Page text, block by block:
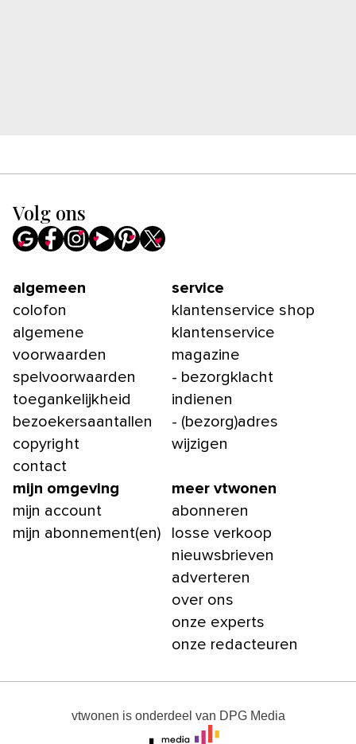
Volg ons
algemeen
colofon
algemene
voorwaarden
spelvoorwaarden
toegankelijkheid
bezoekersaantallen
copyright
contact
service
klantenservice shop
klantenservice
magazine
- bezorgklacht
indienen
- (bezorg)adres
wijzigen
mijn omgeving
mijn account
mijn abonnement(en)
meer vtwonen
abonneren
losse verkoop
nieuwsbrieven
adverteren
over ons
onze experts
onze redacteuren
vtwonen is onderdeel van DPG Media